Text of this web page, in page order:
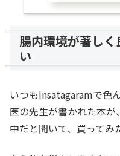
腸内環境が著し
い
いつもInsatagaramで色
医の先生が書かれた本
中だと聞いて、買ってみ